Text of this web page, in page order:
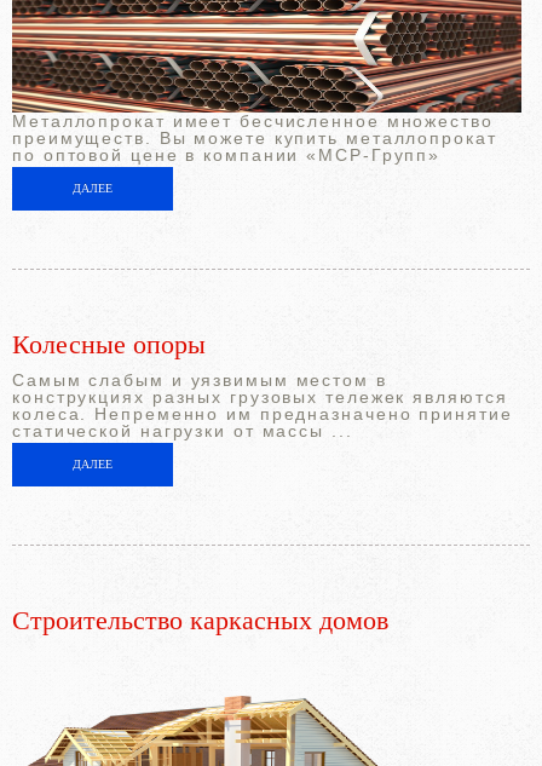
Металлопрокат имеет бесчисленное множество
преимуществ. Вы можете купить металлопрокат
по оптовой цене в компании «МСР-Групп»
ДАЛЕЕ
Колесные опоры
Самым слабым и уязвимым местом в
конструкциях разных грузовых тележек являются
колеса. Непременно им предназначено принятие
статической нагрузки от массы ...
ДАЛЕЕ
Строительство каркасных домов